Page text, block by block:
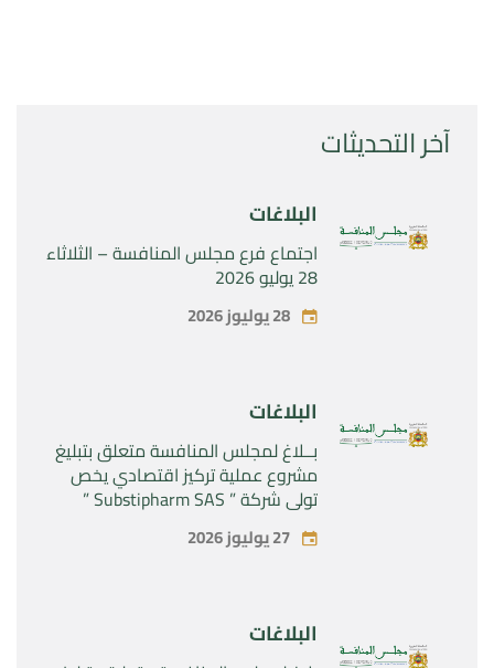
آخر التحديثات
البلاغات
اجتماع فرع مجلس المنافسة – الثلاثاء
28 يوليو 2026
28 يوليوز 2026
البلاغات
بــلاغ لمجلس المنافسة متعلق بتبليغ
مشروع عملية تركيز اقتصادي يخص
تولي شركة ” Substipharm SAS ”
المراقبة الحصرية للأصول والحقوق
المتعلقة بالمنتجين الصيدلانيين”
27 يوليوز 2026
البلاغات